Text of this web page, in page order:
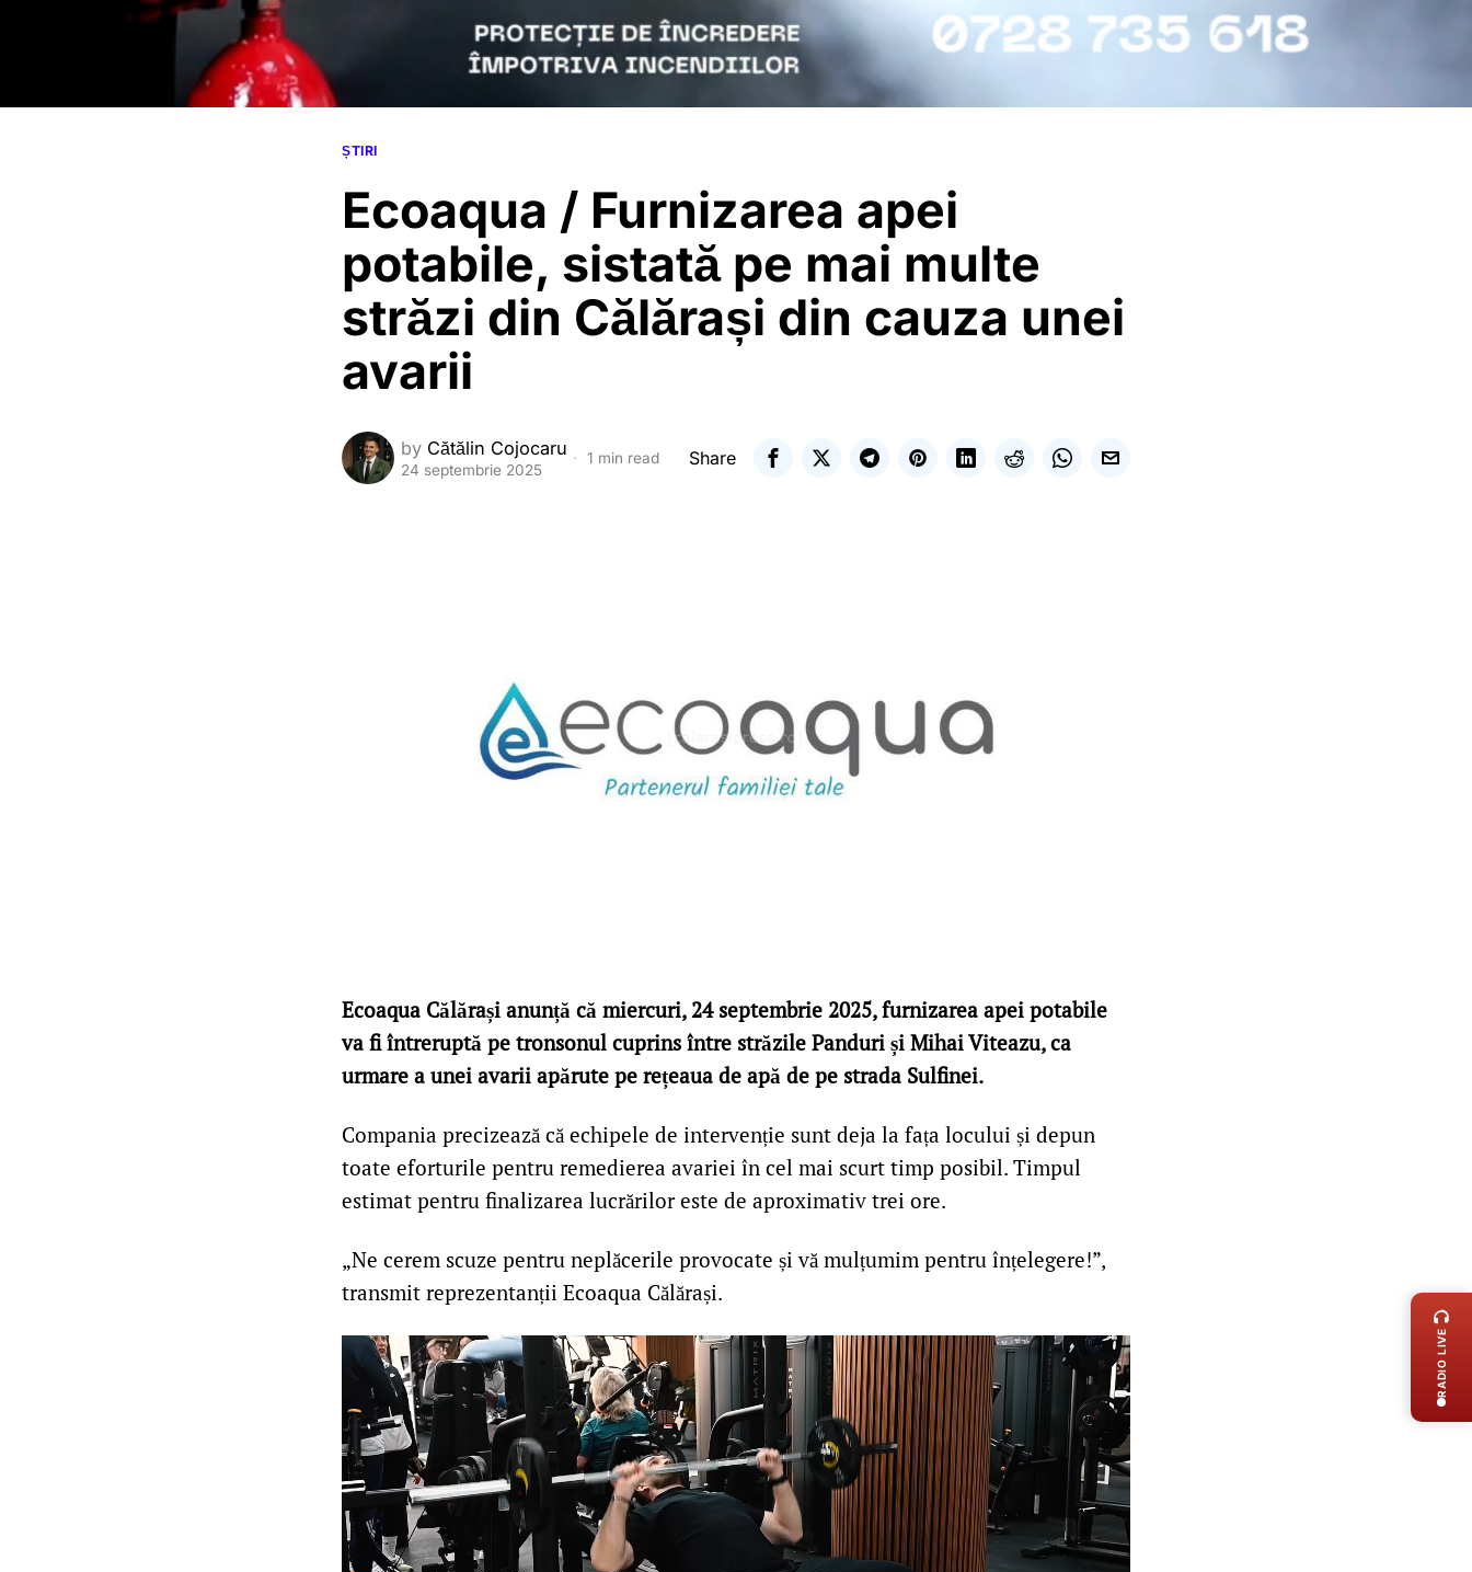
ȘTIRI
Ecoaqua / Furnizarea apei
potabile, sistată pe mai multe
străzi din Călărași din cauza unei
avarii
by Cătălin Cojocaru
24 septembrie 2025
1 min read Share
Ecoaqua Călărași anunță că miercuri, 24 septembrie 2025, furnizarea apei potabile
va fi întreruptă pe tronsonul cuprins între străzile Panduri și Mihai Viteazu, ca
urmare a unei avarii apărute pe rețeaua de apă de pe strada Sulfinei.
Compania precizează că echipele de intervenție sunt deja la fața locului și depun
toate eforturile pentru remedierea avariei în cel mai scurt timp posibil. Timpul
estimat pentru finalizarea lucrărilor este de aproximativ trei ore.
„Ne cerem scuze pentru neplăcerile provocate și vă mulțumim pentru înțelegere!”,
transmit reprezentanții Ecoaqua Călărași.
RADIO LIVE